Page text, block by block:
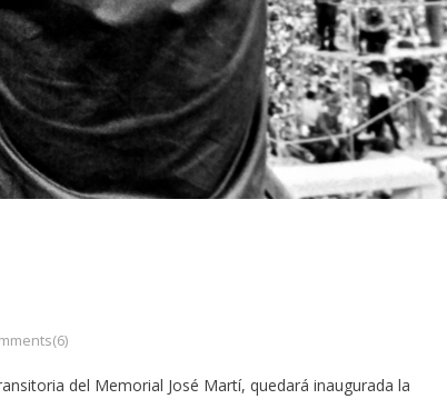
del Memorial José Martí, quedará inaugurada la